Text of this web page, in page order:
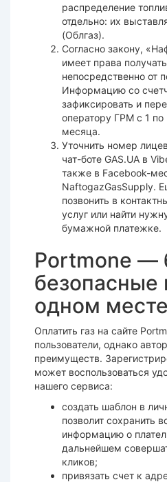
распределение
отдельно: их
(Облгаз).
Согласно закону,
имеет права
непосредственно от
Информацию со
зафиксировать и
оператору ГРМ с 1
месяца.
Уточнить номер
чат-боте GAS.UA в
также в Facebook-
NaftogazGasSupply.
позвонить в
услуг или найти
бумажной платежке.
Portmone —
безопасные
одном месте
Оплатить газ на сайте
пользователи, однако
преимуществ.
может воспользоваться
нашего сервиса:
создать шаблон в
позволит сохранить
информацию о
дальнейшем
кликов;
привязать счет к